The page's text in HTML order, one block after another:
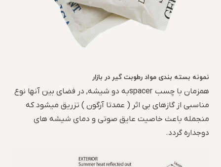
نمونه بسته بندی مواد رطوبت گیر در بازار
همزمان با چسب spacerبه دو شیشه, در فضای بین آنها نوع
مناسبی از گازهای بی اثر ( عمدتا آرگون ) تزریق میشود که
منجمله باعث خاصیت عایق صوتی و دمای شیشه های
دوجداره گردد.